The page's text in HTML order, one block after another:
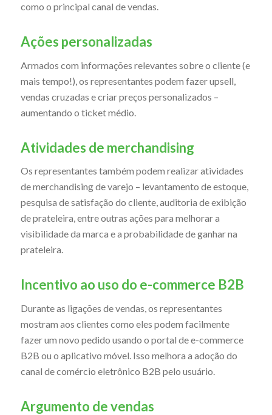
como o principal canal de vendas.
Ações personalizadas
Armados com informações relevantes sobre o cliente (e
mais tempo!), os representantes podem fazer upsell,
vendas cruzadas e criar preços personalizados –
aumentando o ticket médio.
Atividades de merchandising
Os representantes também podem realizar atividades
de merchandising de varejo – levantamento de estoque,
pesquisa de satisfação do cliente, auditoria de exibição
de prateleira, entre outras ações para melhorar a
visibilidade da marca e a probabilidade de ganhar na
prateleira.
Incentivo ao uso do e-commerce B2B
Durante as ligações de vendas, os representantes
mostram aos clientes como eles podem facilmente
fazer um novo pedido usando o portal de e-commerce
B2B ou o aplicativo móvel. Isso melhora a adoção do
canal de comércio eletrônico B2B pelo usuário.
Argumento de vendas